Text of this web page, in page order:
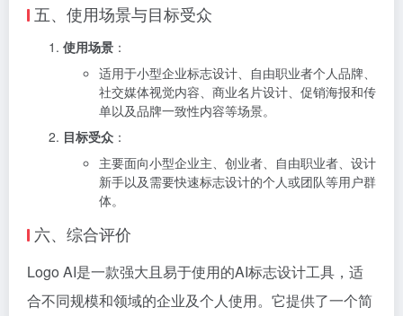
五、使用场景与目标受众
使用场景 ：
适用于小型企业标志设计、自由职业者个人品牌、
社交媒体视觉内容、商业名片设计、促销海报和传
单以及品牌一致性内容等场景。
目标受众 ：
主要面向小型企业主、创业者、自由职业者、设计
新手以及需要快速标志设计的个人或团队等用户群
体。
六、综合评价
Logo AI是一款强大且易于使用的AI标志设计工具，适
合不同规模和领域的企业及个人使用。它提供了一个简